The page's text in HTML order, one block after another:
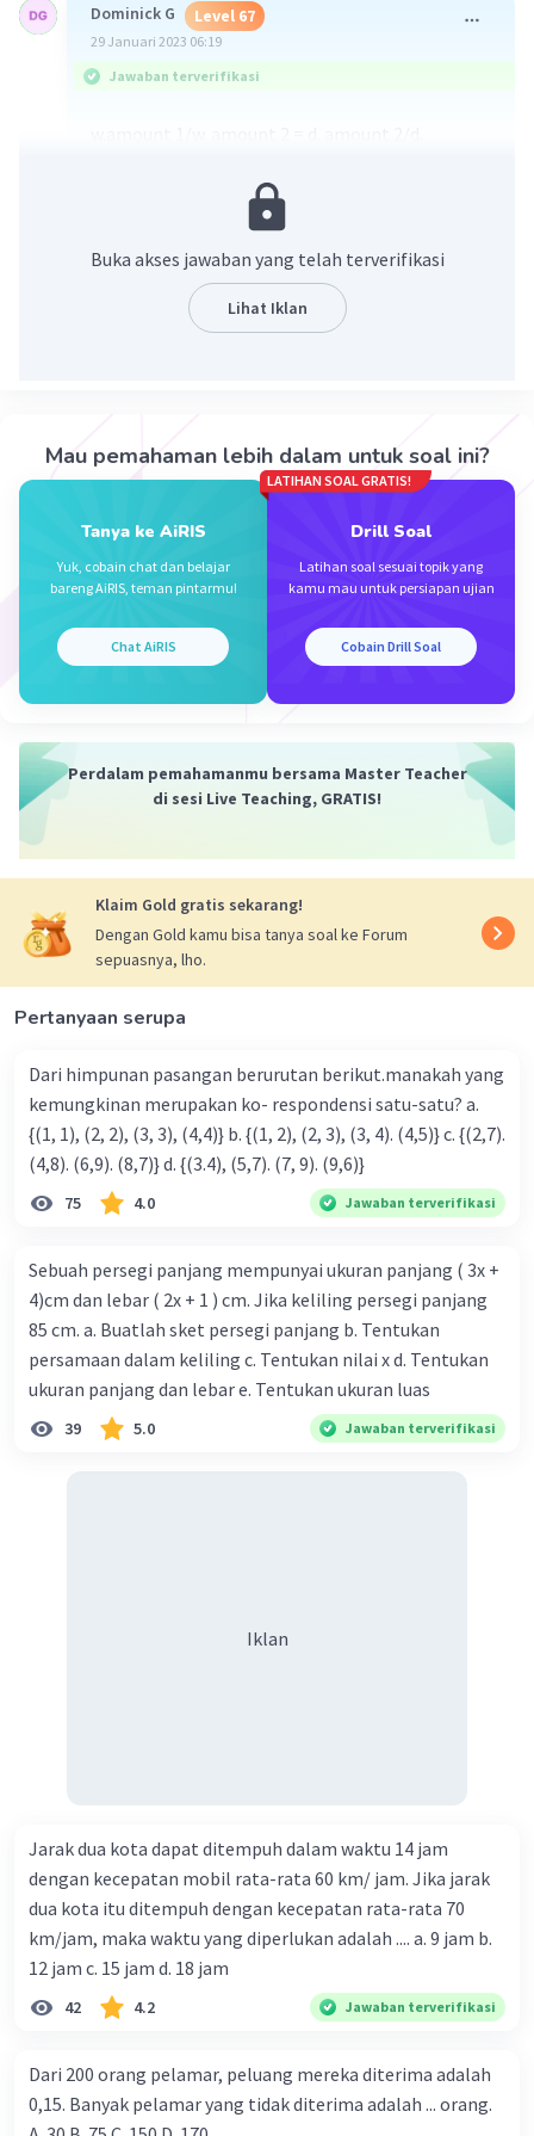
Dominick G Level 67
29 Januari 2023 06:19
Jawaban terverifikasi
if we cross multiply we get:
84=4x
we divide both sides by 4
additional workers= new amount of workers-
Beri Rating·5.0(1) Balas
Buka akses jawaban yang telah terverifikasi
Lihat Iklan
Mau pemahaman lebih dalam untuk soal ini?
Tanya ke AiRIS
Yuk, cobain chat dan belajar
bareng AiRIS, teman pintarmu!
Chat AiRIS
LATIHAN SOAL GRATIS!
Drill Soal
Latihan soal sesuai topik yang
kamu mau untuk persiapan ujian
Cobain Drill Soal
Perdalam pemahamanmu bersama Master Teacher
di sesi Live Teaching, GRATIS!
Klaim Gold gratis sekarang!
Dengan Gold kamu bisa tanya soal ke Forum
sepuasnya, lho.
Pertanyaan serupa
Dari himpunan pasangan berurutan berikut.manakah yang
kemungkinan merupakan ko- respondensi satu-satu? a.
{(1, 1), (2, 2), (3, 3), (4,4)} b. {(1, 2), (2, 3), (3, 4). (4,5)} c. {(2,7).
(4,8). (6,9). (8,7)} d. {(3.4), (5,7). (7, 9). (9,6)}
75 4.0 Jawaban terverifikasi
Sebuah persegi panjang mempunyai ukuran panjang ( 3x +
4)cm dan lebar ( 2x + 1 ) cm. Jika keliling persegi panjang
85 cm. a. Buatlah sket persegi panjang b. Tentukan
persamaan dalam keliling c. Tentukan nilai x d. Tentukan
ukuran panjang dan lebar e. Tentukan ukuran luas
39 5.0 Jawaban terverifikasi
Iklan
Jarak dua kota dapat ditempuh dalam waktu 14 jam
dengan kecepatan mobil rata-rata 60 km/ jam. Jika jarak
dua kota itu ditempuh dengan kecepatan rata-rata 70
km/jam, maka waktu yang diperlukan adalah .... a. 9 jam b.
12 jam c. 15 jam d. 18 jam
42 4.2 Jawaban terverifikasi
Dari 200 orang pelamar, peluang mereka diterima adalah
0,15. Banyak pelamar yang tidak diterima adalah ... orang.